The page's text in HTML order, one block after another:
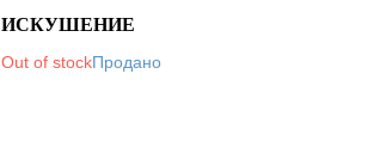
ИСКУШЕНИЕ
Out of stock